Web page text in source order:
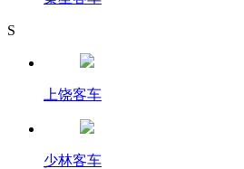
S
上饶客车
少林客车